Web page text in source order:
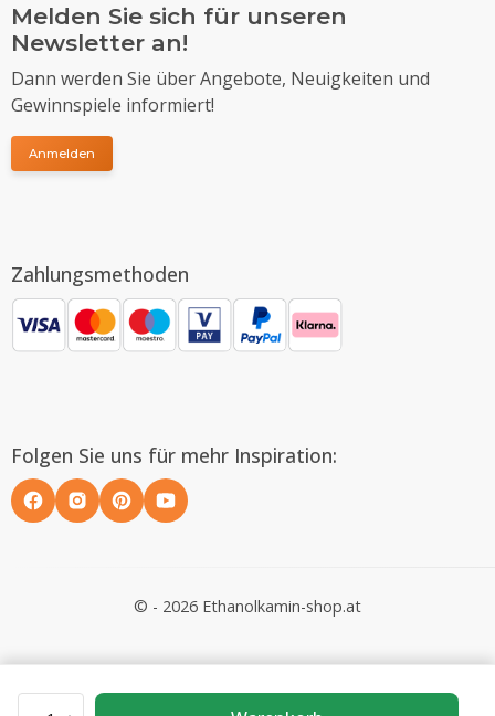
Melden Sie sich für unseren
Newsletter an!
Dann werden Sie über Angebote, Neuigkeiten und
Gewinnspiele informiert!
Anmelden
Zahlungsmethoden
Folgen Sie uns für mehr Inspiration:
© - 2026 Ethanolkamin-shop.at